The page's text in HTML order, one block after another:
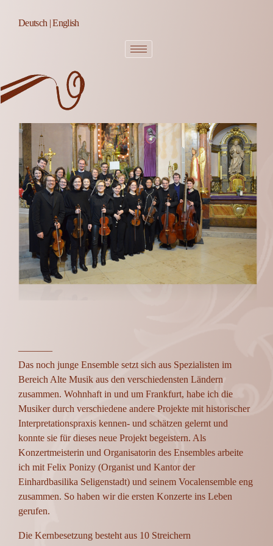
Deutsch |English
———–
Das noch junge Ensemble setzt sich aus Spezialisten im
Bereich Alte Musik aus den verschiedensten Ländern
zusammen. Wohnhaft in und um Frankfurt, habe ich die
Musiker durch verschiedene andere Projekte mit historischer
Interpretationspraxis kennen- und schätzen gelernt und
konnte sie für dieses neue Projekt begeistern. Als
Konzertmeisterin und Organisatorin des Ensembles arbeite
ich mit Felix Ponizy (Organist und Kantor der
Einhardbasilika Seligenstadt) und seinem Vocalensemble eng
zusammen. So haben wir die ersten Konzerte ins Leben
gerufen.
Die Kernbesetzung besteht aus 10 Streichern